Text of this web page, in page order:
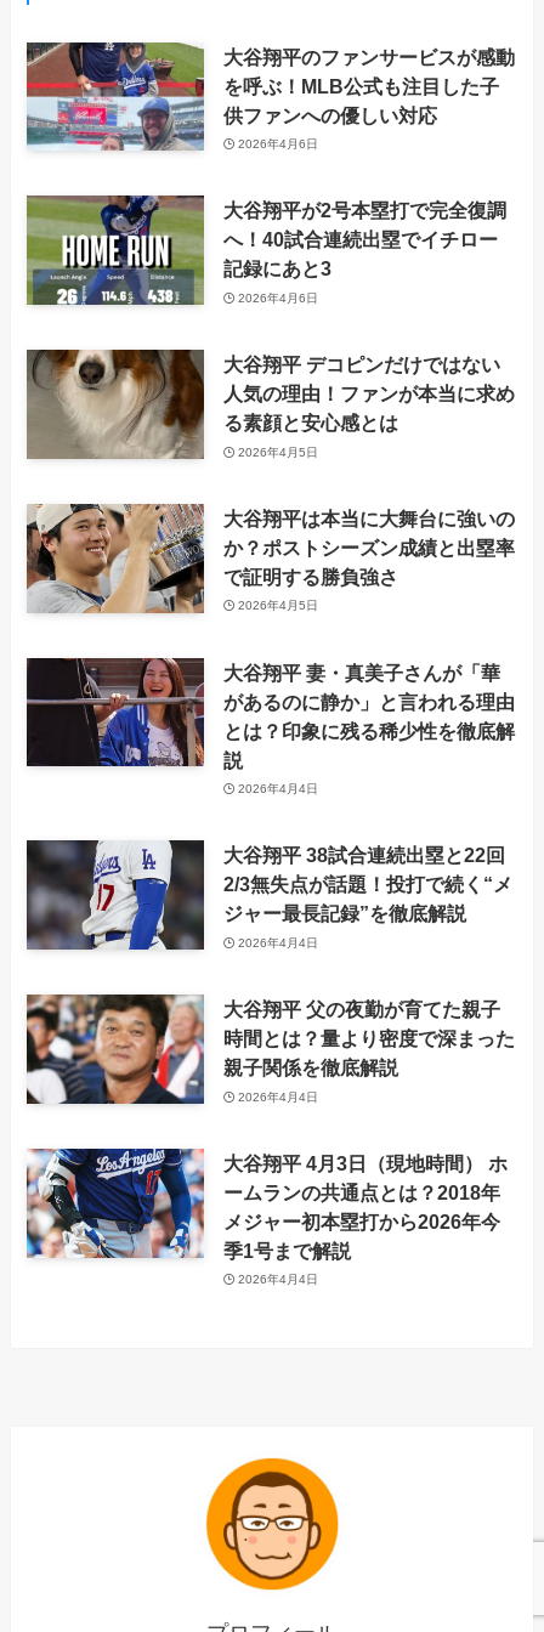
大谷翔平のファンサービスが感動
を呼ぶ！MLB公式も注目した子
供ファンへの優しい対応
2026年4月6日
大谷翔平が2号本塁打で完全復調
へ！40試合連続出塁でイチロー
記録にあと3
2026年4月6日
大谷翔平 デコピンだけではない
人気の理由！ファンが本当に求め
る素顔と安心感とは
2026年4月5日
大谷翔平は本当に大舞台に強いの
か？ポストシーズン成績と出塁率
で証明する勝負強さ
2026年4月5日
大谷翔平 妻・真美子さんが「華
があるのに静か」と言われる理由
とは？印象に残る稀少性を徹底解
説
2026年4月4日
大谷翔平 38試合連続出塁と22回
2/3無失点が話題！投打で続く“メ
ジャー最長記録”を徹底解説
2026年4月4日
大谷翔平 父の夜勤が育てた親子
時間とは？量より密度で深まった
親子関係を徹底解説
2026年4月4日
大谷翔平 4月3日（現地時間） ホ
ームランの共通点とは？2018年
メジャー初本塁打から2026年今
季1号まで解説
2026年4月4日